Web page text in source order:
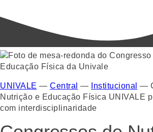
UNIVALE — Central — Institucional —
Nutrição e Educação Física UNIVALE
com interdisciplinaridade